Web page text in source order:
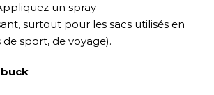
un spray
surtout pour les sacs utilisés en
de sport, de voyage).